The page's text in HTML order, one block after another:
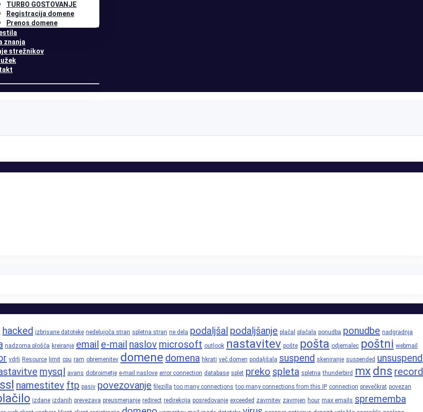
TURBO GOSTOVANJE
Registracija domene
Prenos domene
znanja
strežnikov
hacked izbrisane datoteke nedelujoča stran spletna stran ne dela podaljšal podaljšanje plačal plačala ponudba ponudbe nadgradnja
nadzorna plošča kreiranje email e-mail naslov microsoft outlook nastavitev pošte pošta odjemalec poštni webmail
vdrli Resource limit cpu ram obremenitev domene domena hkrati več domen podaljšala suspend skeniranje suspended unsuspend
mysql avans dobroimetje e-mail naslove error connection database splet preko spleta spletna thunderbird mx dns record
ssl namestitev ftp pasiv povezovanje filezilla too many connections too many connections from this IP connection prevečkrat povezan
izdane izdanih prevezava preusmerjanje redirect redirekcija posredovanje exceeded zavrnitev zavrnjen hour max emails sprememba